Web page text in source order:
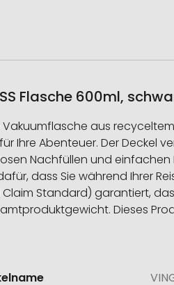
Flasche 600ml,
aus
Ihre Abenteuer. Der Deckel
Nachfüllen und
dass Sie während Ihrer
Standard) garantiert,
Dieses